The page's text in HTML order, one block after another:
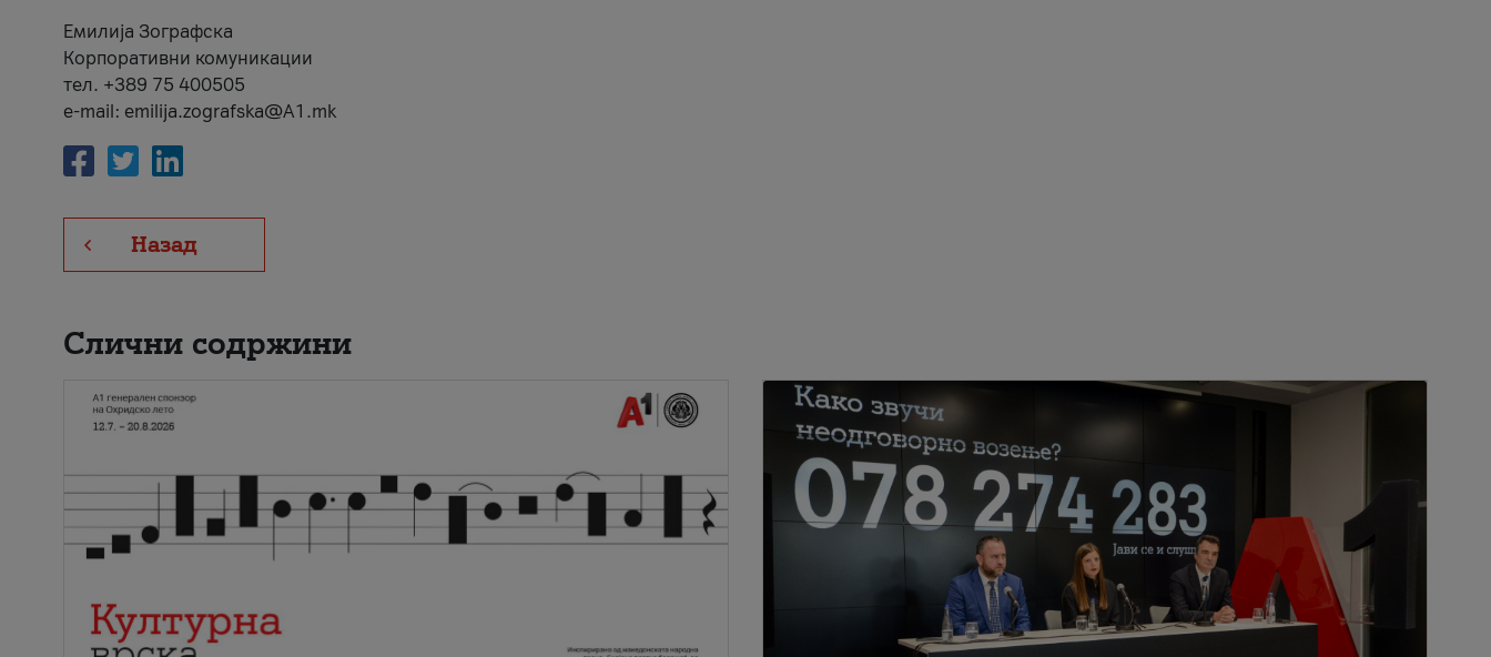
Емилија Зографска
Корпоративни комуникации
тел. +389 75 400505
e-mail: emilija.zografska@A1.mk
Назад
Слични содржини